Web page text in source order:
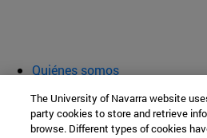
Quiénes somos
Aula abierta
The University of Navarra website
party cookies to store and retrieve
browse. Different types of cookies